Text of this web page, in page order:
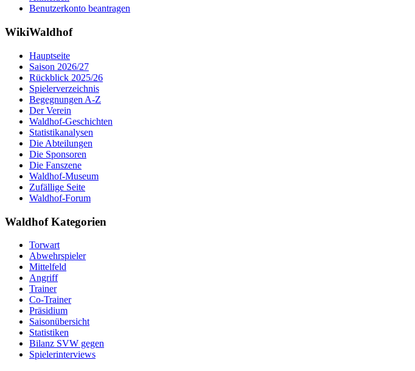
Benutzerkonto beantragen
WikiWaldhof
Hauptseite
Saison 2026/27
Rückblick 2025/26
Spielerverzeichnis
Begegnungen A-Z
Der Verein
Waldhof-Geschichten
Statistikanalysen
Die Abteilungen
Die Sponsoren
Die Fanszene
Waldhof-Museum
Zufällige Seite
Waldhof-Forum
Waldhof Kategorien
Torwart
Abwehrspieler
Mittelfeld
Angriff
Trainer
Co-Trainer
Präsidium
Saisonübersicht
Statistiken
Bilanz SVW gegen
Spielerinterviews